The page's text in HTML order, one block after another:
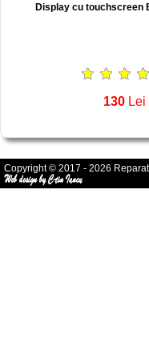
Display cu touchscreen
130 Lei
Copyright © 2017 - 2026